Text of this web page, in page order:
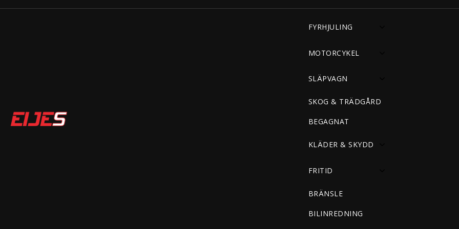
FYRHJULING
MOTORCYKEL
SLÄPVAGN
SKOG & TRÄDGÅRD
BEGAGNAT
KLÄDER & SKYDD
FRITID
BRÄNSLE
BILINREDNING